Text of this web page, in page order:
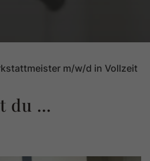
m/w/d in Vollzeit
du ...